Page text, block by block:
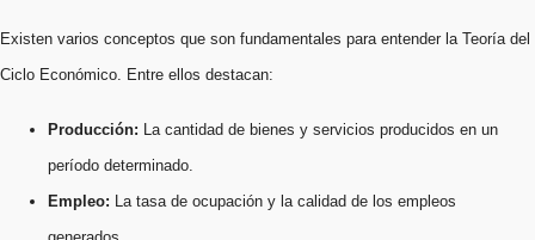
Existen varios conceptos que son fundamentales para entender la Teoría del
Ciclo Económico. Entre ellos destacan:
Producción: La cantidad de bienes y servicios producidos en un
período determinado.
Empleo: La tasa de ocupación y la calidad de los empleos